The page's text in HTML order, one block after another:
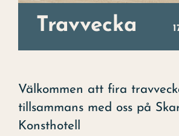
Travvecka
Välkommen att fira
tillsammans med oss på
Konsthotell